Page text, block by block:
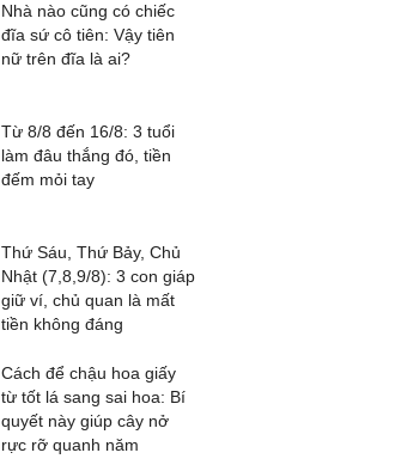
Nhà nào cũng có chiếc
đĩa sứ cô tiên: Vậy tiên
nữ trên đĩa là ai?
Từ 8/8 đến 16/8: 3 tuổi
làm đâu thắng đó, tiền
đếm mỏi tay
Thứ Sáu, Thứ Bảy, Chủ
Nhật (7,8,9/8): 3 con giáp
giữ ví, chủ quan là mất
tiền không đáng
Cách để chậu hoa giấy
từ tốt lá sang sai hoa: Bí
quyết này giúp cây nở
rực rỡ quanh năm